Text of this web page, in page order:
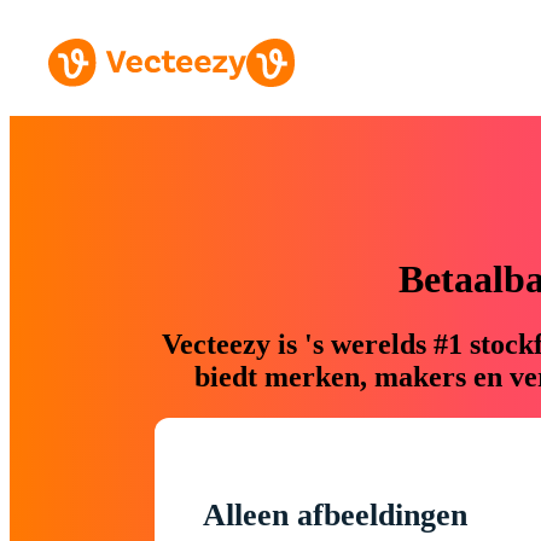
Vecteezy is 's werelds #1
biedt merken, makers en
Alleen afbeeldingen